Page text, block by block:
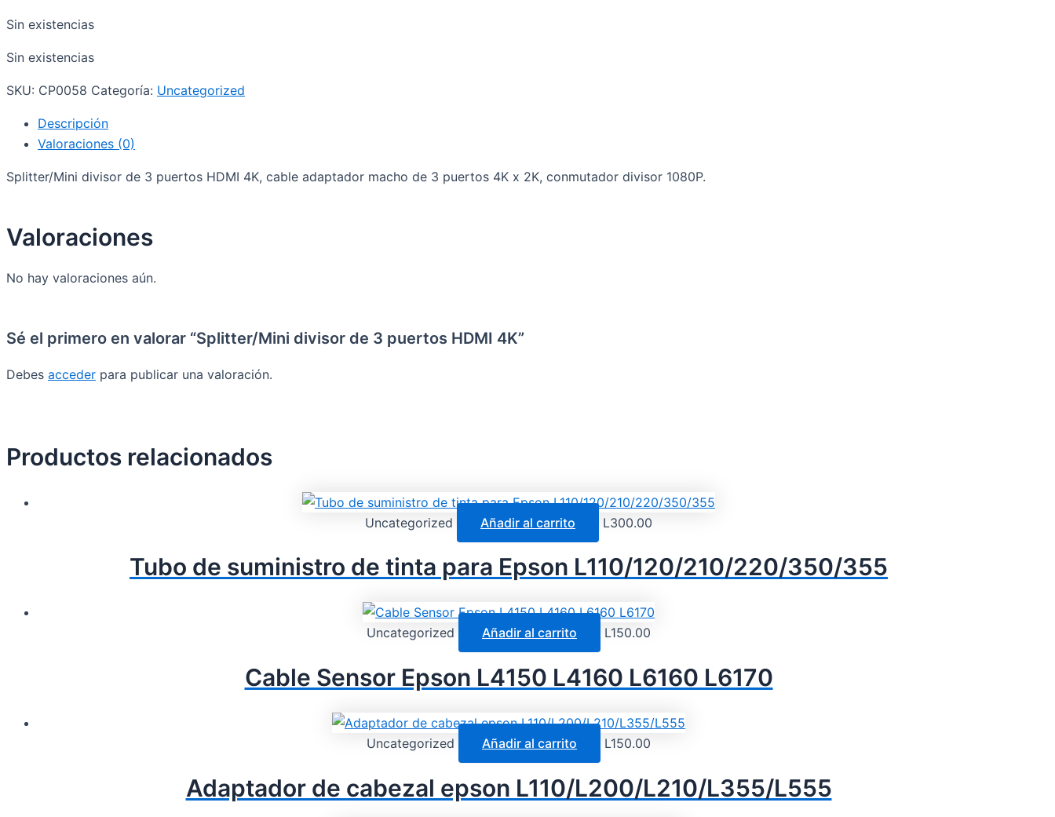
Sin existencias
Sin existencias
SKU: CP0058 Categoría: Uncategorized
Descripción
Valoraciones (0)
Splitter/Mini divisor de 3 puertos HDMI 4K, cable adaptador macho de 3 puertos 4K x 2K, conmutador divisor 1080P.
Valoraciones
No hay valoraciones aún.
Sé el primero en valorar “Splitter/Mini divisor de 3 puertos HDMI 4K”
Debes acceder para publicar una valoración.
Productos relacionados
Uncategorized Añadir al carrito L300.00
Tubo de suministro de tinta para Epson L110/120/210/220/350/355
Uncategorized Añadir al carrito L150.00
Cable Sensor Epson L4150 L4160 L6160 L6170
Uncategorized Añadir al carrito L150.00
Adaptador de cabezal epson L110/L200/L210/L355/L555